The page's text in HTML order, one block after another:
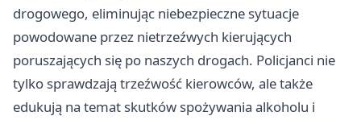
drogowego, eliminując niebezpieczne sytuacje
powodowane przez nietrzeźwych kierujących
poruszających się po naszych drogach. Policjanci nie
tylko sprawdzają trzeźwość kierowców, ale także
edukują na temat skutków spożywania alkoholu i